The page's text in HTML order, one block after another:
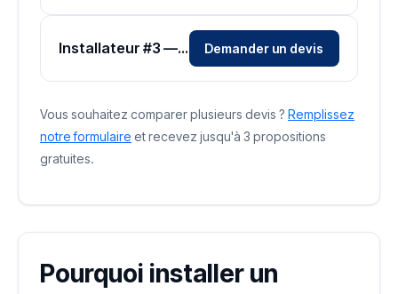
Installateur #3 — Zone Seine-Maritime Demander un devis
Vous souhaitez comparer plusieurs devis ? Remplissez
notre formulaire et recevez jusqu'à 3 propositions
gratuites.
Pourquoi installer un